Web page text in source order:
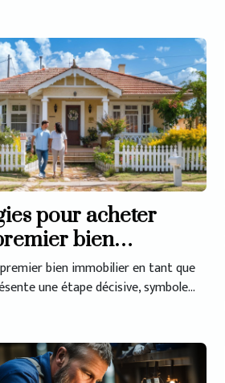
pour acheter
bien
en couple
bien immobilier en tant que
une étape décisive, symbole...